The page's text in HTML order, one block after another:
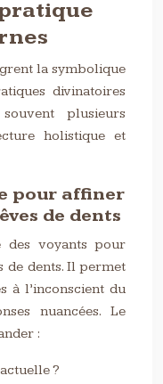
la symbolique
divinatoires
plusieurs
holistique et
pour affiner
de dents
voyants pour
de dents. Il permet
à l’inconscient du
nuancées. Le
:
?